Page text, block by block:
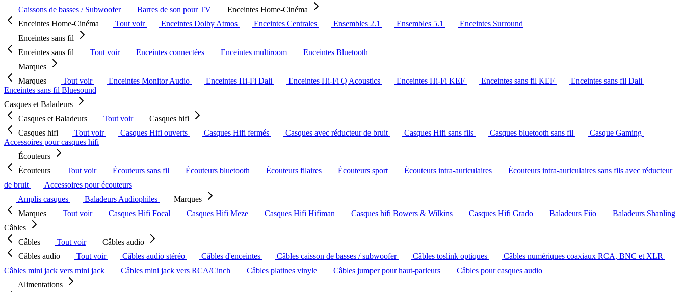
Caissons de basses / Subwoofer
Barres de son pour TV
Enceintes Home-Cinéma
Enceintes Home-Cinéma
Tout voir Enceintes Dolby Atmos Enceintes Centrales Ensembles 2.1 Ensembles 5.1
Enceintes Surround
Enceintes sans fil
Enceintes sans fil
Tout voir Enceintes connectées Enceintes multiroom
Enceintes Bluetooth
Marques
Marques
Tout voir Enceintes Monitor Audio Enceintes Hi-Fi Dali Enceintes Hi-Fi Q Acoustics Enceintes Hi-Fi KEF Enceintes sans fil KEF
Enceintes sans fil Dali
Enceintes sans fil Bluesound
Casques et Baladeurs
Casques et Baladeurs
Tout voir
Casques hifi
Casques hifi
Tout voir Casques Hifi ouverts Casques Hifi fermés Casques avec réducteur de bruit Casques Hifi sans fils Casques bluetooth sans fil
Casque Gaming
Accessoires pour casques hifi
Écouteurs
Écouteurs
Tout voir Écouteurs sans fil Écouteurs bluetooth Écouteurs filaires Écouteurs sport Écouteurs intra-auriculaires
Écouteurs intra-auriculaires sans fils avec réducteur
de bruit
Accessoires pour écouteurs
Amplis casques
Baladeurs Audiophiles
Marques
Marques
Tout voir Casques Hifi Focal Casques Hifi Meze Casques Hifi Hifiman Casques hifi Bowers & Wilkins Casques Hifi Grado Baladeurs Fiio
Baladeurs Shanling
Câbles
Câbles
Tout voir
Câbles audio
Câbles audio
Tout voir Câbles audio stéréo Câbles d'enceintes Câbles caisson de basses / subwoofer Câbles toslink optiques
Câbles numériques coaxiaux RCA, BNC et XLR
Câbles mini jack vers mini jack
Câbles mini jack vers RCA/Cinch Câbles platines vinyle Câbles jumper pour haut-parleurs
Câbles pour casques audio
Alimentations